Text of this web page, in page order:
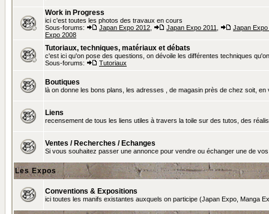
Work in Progress
ici c'est toutes les photos des travaux en cours
Sous-forums:
Japan Expo 2012 Japan Expo 2011
Japan Expo
Expo 2008
Tutoriaux, techniques, matériaux et débats
c'est ici qu'on pose des questions, on dévoile les différentes techniques
Sous-forums:
Tutoriaux
Boutiques
là on donne les bons plans, les adresses , de magasin près de chez soit, en
Liens
recensement de tous les liens utiles à travers la toile sur des tutos, des
Ventes / Recherches / Echanges
Si vous souhaitez passer une annonce pour vendre ou échanger une de
Les Expos
Conventions & Expositions
ici toutes les manifs existantes auxquels on participe (Japan Expo, Manga